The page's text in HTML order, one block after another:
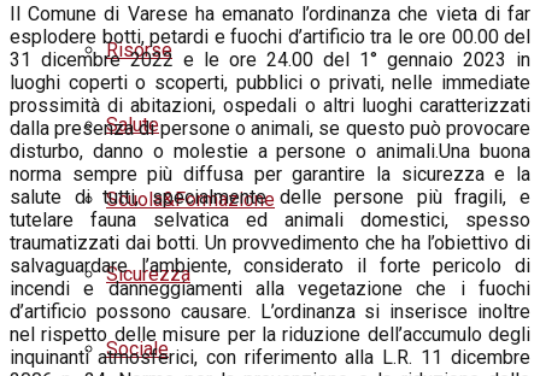
Risorse
Salute
Scuola&Formazione
Sicurezza
Sociale
Il Comune di Varese ha emanato l’ordinanza che vieta di far
esplodere botti, petardi e fuochi d’artificio tra le ore 00.00 del
31 dicembre 2022 e le ore 24.00 del 1° gennaio 2023 in
luoghi coperti o scoperti, pubblici o privati, nelle immediate
prossimità di abitazioni, ospedali o altri luoghi caratterizzati
dalla presenza di persone o animali, se questo può provocare
disturbo, danno o molestie a persone o animali.Una buona
norma sempre più diffusa per garantire la sicurezza e la
salute di tutti, specialmente delle persone più fragili, e
tutelare fauna selvatica ed animali domestici, spesso
traumatizzati dai botti. Un provvedimento che ha l’obiettivo di
salvaguardare l’ambiente, considerato il forte pericolo di
incendi e danneggiamenti alla vegetazione che i fuochi
d’artificio possono causare. L’ordinanza si inserisce inoltre
nel rispetto delle misure per la riduzione dell’accumulo degli
inquinanti atmosferici, con riferimento alla L.R. 11 dicembre